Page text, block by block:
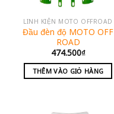
LINH KIỆN MOTO OFFROAD
Đầu đèn độ MOTO OFF
ROAD
474.500₫
THÊM VÀO GIỎ HÀNG